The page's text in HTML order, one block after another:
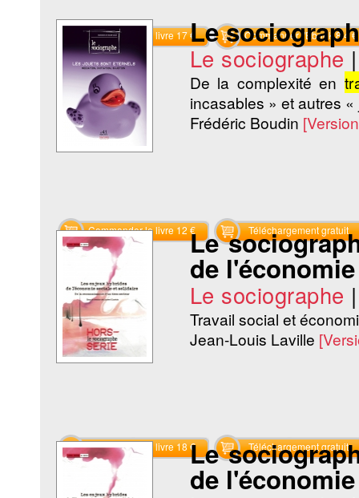
Commander le livre 17 € Commander l'Ebook 8.4 €
Le
Le sociographe
De la complexité en
incasables » et autres
Frédéric Boudin
Commander le livre 12 € Téléchargement gratuit
Le
de
Le sociographe
Travail social et
Jean-Louis Laville
Commander le livre 18 € Téléchargement gratuit
Le
de